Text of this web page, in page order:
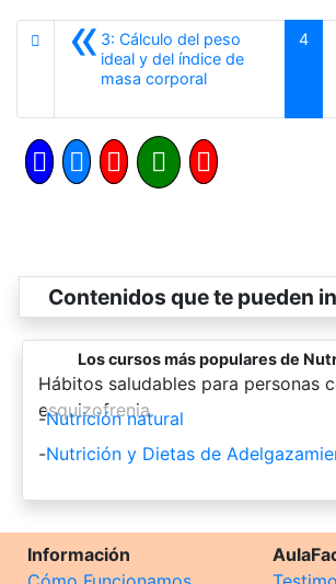
«3: Cálculo del peso
ideal y del índice de
masa corporalAnterior
4
Contenidos que te pueden
Los cursos más populares de
-
Hábitos saludables para personas
esquizofrenia.
-Nutrición natural
-Nutrición y Dietas de
Información